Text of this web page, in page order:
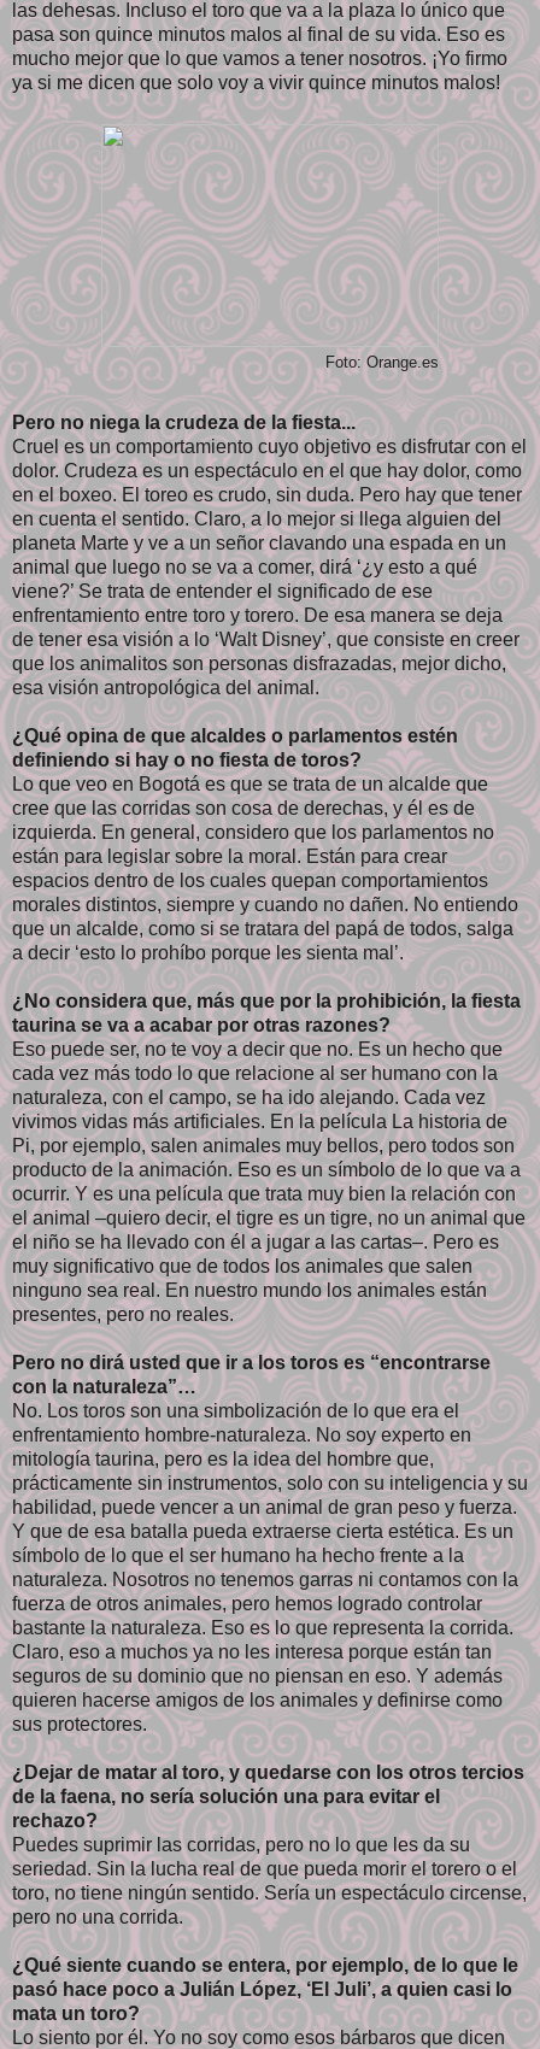
las dehesas. Incluso el toro que va a la plaza lo único que
pasa son quince minutos malos al final de su vida. Eso es
mucho mejor que lo que vamos a tener nosotros. ¡Yo firmo
ya si me dicen que solo voy a vivir quince minutos malos!
Foto: Orange.es
Pero no niega la crudeza de la fiesta...
Cruel es un comportamiento cuyo objetivo es disfrutar con el
dolor. Crudeza es un espectáculo en el que hay dolor, como
en el boxeo. El toreo es crudo, sin duda. Pero hay que tener
en cuenta el sentido. Claro, a lo mejor si llega alguien del
planeta Marte y ve a un señor clavando una espada en un
animal que luego no se va a comer, dirá ‘¿y esto a qué
viene?’ Se trata de entender el significado de ese
enfrentamiento entre toro y torero. De esa manera se deja
de tener esa visión a lo ‘Walt Disney’, que consiste en creer
que los animalitos son personas disfrazadas, mejor dicho,
esa visión antropológica del animal.
¿Qué opina de que alcaldes o parlamentos estén
definiendo si hay o no fiesta de toros?
Lo que veo en Bogotá es que se trata de un alcalde que
cree que las corridas son cosa de derechas, y él es de
izquierda. En general, considero que los parlamentos no
están para legislar sobre la moral. Están para crear
espacios dentro de los cuales quepan comportamientos
morales distintos, siempre y cuando no dañen. No entiendo
que un alcalde, como si se tratara del papá de todos, salga
a decir ‘esto lo prohíbo porque les sienta mal’.
¿No considera que, más que por la prohibición, la fiesta
taurina se va a acabar por otras razones?
Eso puede ser, no te voy a decir que no. Es un hecho que
cada vez más todo lo que relacione al ser humano con la
naturaleza, con el campo, se ha ido alejando. Cada vez
vivimos vidas más artificiales. En la película La historia de
Pi, por ejemplo, salen animales muy bellos, pero todos son
producto de la animación. Eso es un símbolo de lo que va a
ocurrir. Y es una película que trata muy bien la relación con
el animal –quiero decir, el tigre es un tigre, no un animal que
el niño se ha llevado con él a jugar a las cartas–. Pero es
muy significativo que de todos los animales que salen
ninguno sea real. En nuestro mundo los animales están
presentes, pero no reales.
Pero no dirá usted que ir a los toros es “encontrarse
con la naturaleza”…
No. Los toros son una simbolización de lo que era el
enfrentamiento hombre-naturaleza. No soy experto en
mitología taurina, pero es la idea del hombre que,
prácticamente sin instrumentos, solo con su inteligencia y su
habilidad, puede vencer a un animal de gran peso y fuerza.
Y que de esa batalla pueda extraerse cierta estética. Es un
símbolo de lo que el ser humano ha hecho frente a la
naturaleza. Nosotros no tenemos garras ni contamos con la
fuerza de otros animales, pero hemos logrado controlar
bastante la naturaleza. Eso es lo que representa la corrida.
Claro, eso a muchos ya no les interesa porque están tan
seguros de su dominio que no piensan en eso. Y además
quieren hacerse amigos de los animales y definirse como
sus protectores.
¿Dejar de matar al toro, y quedarse con los otros tercios
de la faena, no sería solución una para evitar el
rechazo?
Puedes suprimir las corridas, pero no lo que les da su
seriedad. Sin la lucha real de que pueda morir el torero o el
toro, no tiene ningún sentido. Sería un espectáculo circense,
pero no una corrida.
¿Qué siente cuando se entera, por ejemplo, de lo que le
pasó hace poco a Julián López, ‘El Juli’, a quien casi lo
mata un toro?
Lo siento por él. Yo no soy como esos bárbaros que dicen